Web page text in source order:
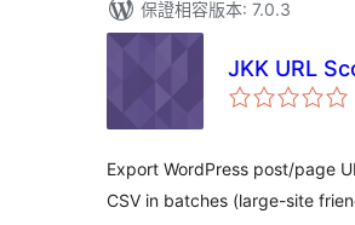
保證相容版本: 7.0.3
JKK URL
Export WordPress post/page
CSV in batches (large-site